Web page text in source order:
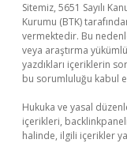
Sitemiz, 5651 Sayılı
Kurumu (BTK)
vermektedir. Bu
veya araştırma
yazdıkları içeriklerin
bu sorumluluğu kabul
Hukuka ve yasal
içerikleri,
halinde, ilgili içerikler